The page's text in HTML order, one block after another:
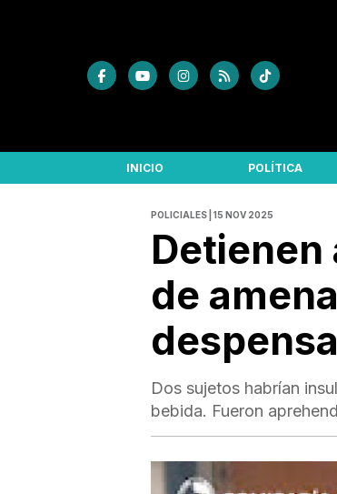
INICIO POLÍTICA
POLICIALES | 15 NOV 2025
Detienen
de
despensa
Dos sujetos habrían
bebida. Fueron